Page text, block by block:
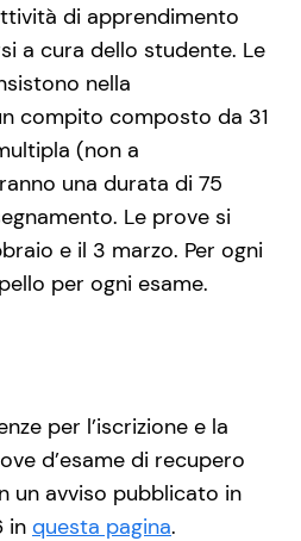
di apprendimento
a cura dello studente. Le
nella
compito composto da 31
(non a
una durata di 75
Le prove si
e il 3 marzo. Per ogni
per ogni esame.
per l’iscrizione e la
d’esame di recupero
un avviso pubblicato in
in questa pagina.